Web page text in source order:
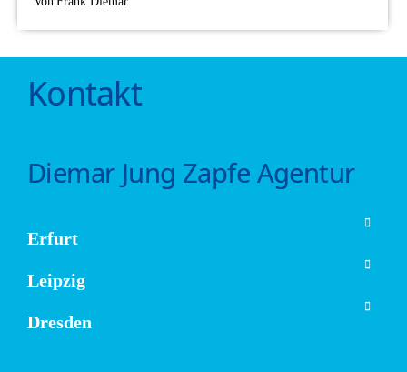
Kontakt
Diemar Jung Zapfe Agentur
Erfurt
Leipzig
Dresden